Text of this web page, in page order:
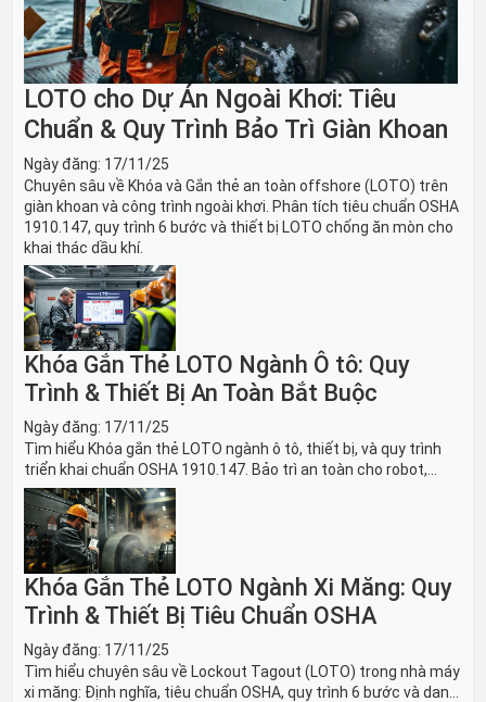
LOTO cho Dự Án Ngoài Khơi: Tiêu
Chuẩn & Quy Trình Bảo Trì Giàn Khoan
Ngày đăng: 17/11/25
Chuyên sâu về Khóa và Gắn thẻ an toàn offshore (LOTO) trên
giàn khoan và công trình ngoài khơi. Phân tích tiêu chuẩn OSHA
1910.147, quy trình 6 bước và thiết bị LOTO chống ăn mòn cho
khai thác dầu khí.
Khóa Gắn Thẻ LOTO Ngành Ô tô: Quy
Trình & Thiết Bị An Toàn Bắt Buộc
Ngày đăng: 17/11/25
Tìm hiểu Khóa gắn thẻ LOTO ngành ô tô, thiết bị, và quy trình
triển khai chuẩn OSHA 1910.147. Bảo trì an toàn cho robot,
băng tải sản xuất ô tô và dây chuyền lắp ráp xe hơi.
Khóa Gắn Thẻ LOTO Ngành Xi Măng: Quy
Trình & Thiết Bị Tiêu Chuẩn OSHA
Ngày đăng: 17/11/25
Tìm hiểu chuyên sâu về Lockout Tagout (LOTO) trong nhà máy
xi măng: Định nghĩa, tiêu chuẩn OSHA, quy trình 6 bước và danh